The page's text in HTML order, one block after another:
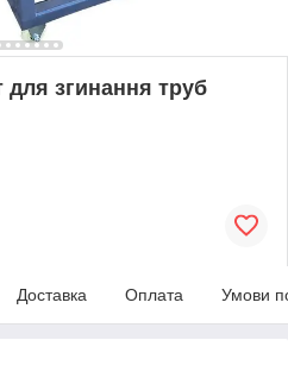
для згинання труб
Доставка Оплата Умови